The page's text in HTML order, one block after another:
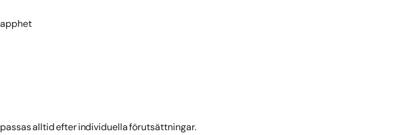
alltid efter individuella förutsättningar.